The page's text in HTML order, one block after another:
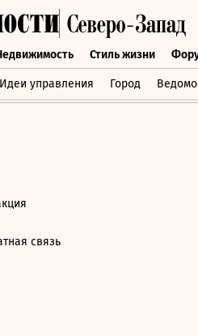
Стиль жизни
Идеи управления Город
Недвижимость Стиль жизни
связь